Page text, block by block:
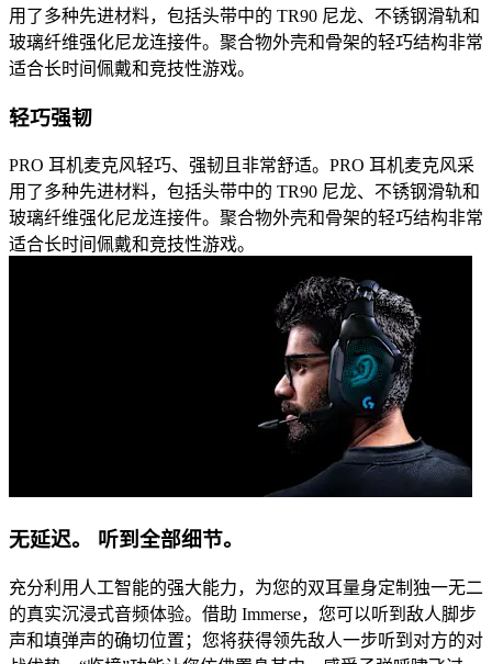
用了多种先进材料，包括头带中的 TR90 尼龙、不锈钢滑轨和
玻璃纤维强化尼龙连接件。聚合物外壳和骨架的轻巧结构非常
适合长时间佩戴和竞技性游戏。
轻巧强韧
PRO 耳机麦克风轻巧、强韧且非常舒适。PRO 耳机麦克风采
用了多种先进材料，包括头带中的 TR90 尼龙、不锈钢滑轨和
玻璃纤维强化尼龙连接件。聚合物外壳和骨架的轻巧结构非常
适合长时间佩戴和竞技性游戏。
无延迟。 听到全部细节。
充分利用人工智能的强大能力，为您的双耳量身定制独一无二
的真实沉浸式音频体验。借助 Immerse，您可以听到敌人脚步
声和填弹声的确切位置；您将获得领先敌人一步听到对方的对